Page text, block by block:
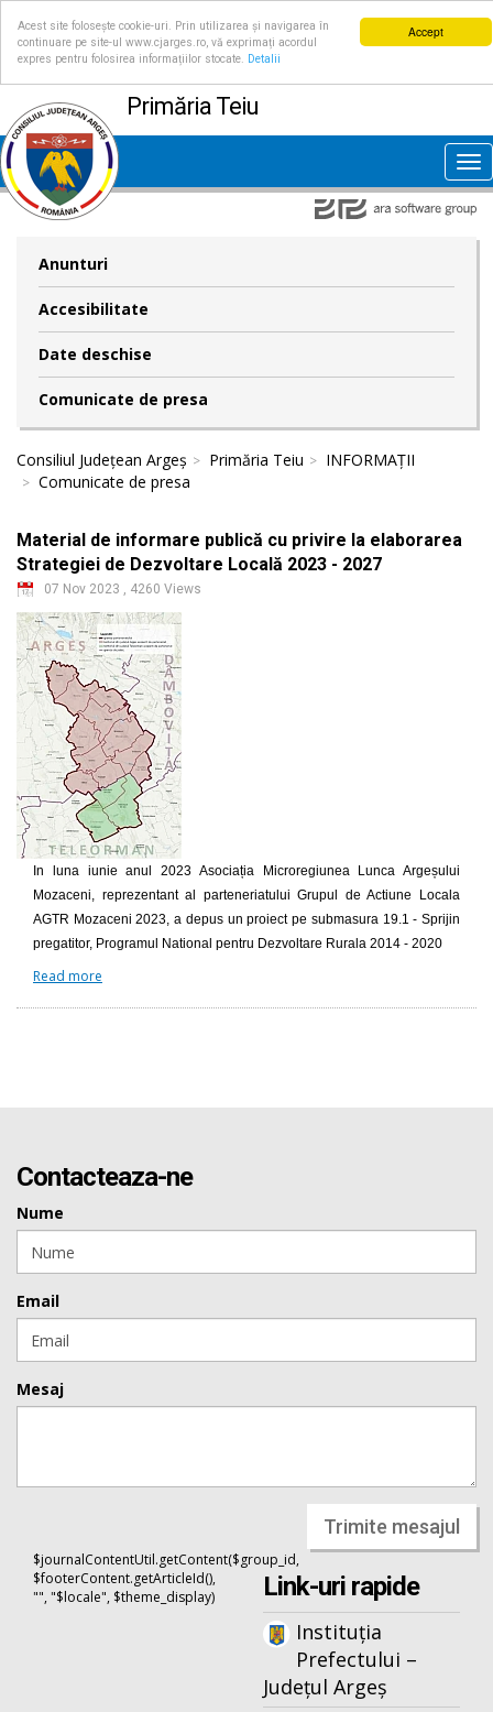
Accept
Acest site folosește cookie-uri. Prin utilizarea și navigarea în
continuare pe site-ul www.cjarges.ro, vă exprimați acordul
expres pentru folosirea informațiilor stocate.
Detalii
Primăria Teiu
Anunturi
Accesibilitate
Date deschise
Comunicate de presa
Consiliul Județean Argeș Primăria Teiu
INFORMAȚII
Comunicate de presa
Material de informare publică cu privire la elaborarea
Strategiei de Dezvoltare Locală 2023 - 2027
07 Nov 2023 , 4260 Views
In luna iunie anul 2023 Asociația Microregiunea Lunca Argeșului
Mozaceni, reprezentant al parteneriatului Grupul de Actiune Locala
AGTR Mozaceni 2023, a depus un proiect pe submasura 19.1 - Sprijin
pregatitor, Programul National pentru Dezvoltare Rurala 2014 - 2020
Read more
Contacteaza-ne
Nume
Email
Mesaj
Trimite mesajul
$journalContentUtil.getContent($group_id,
$footerContent.getArticleId(),
"", "$locale", $theme_display)
Link-uri rapide
Instituția
Prefectului –
Județul Argeș